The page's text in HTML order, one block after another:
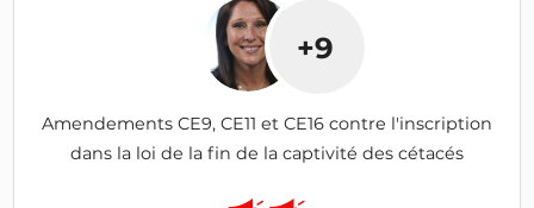
+9
Amendements CE9, CE11 et CE16 contre l'inscription
dans la loi de la fin de la captivité des cétacés